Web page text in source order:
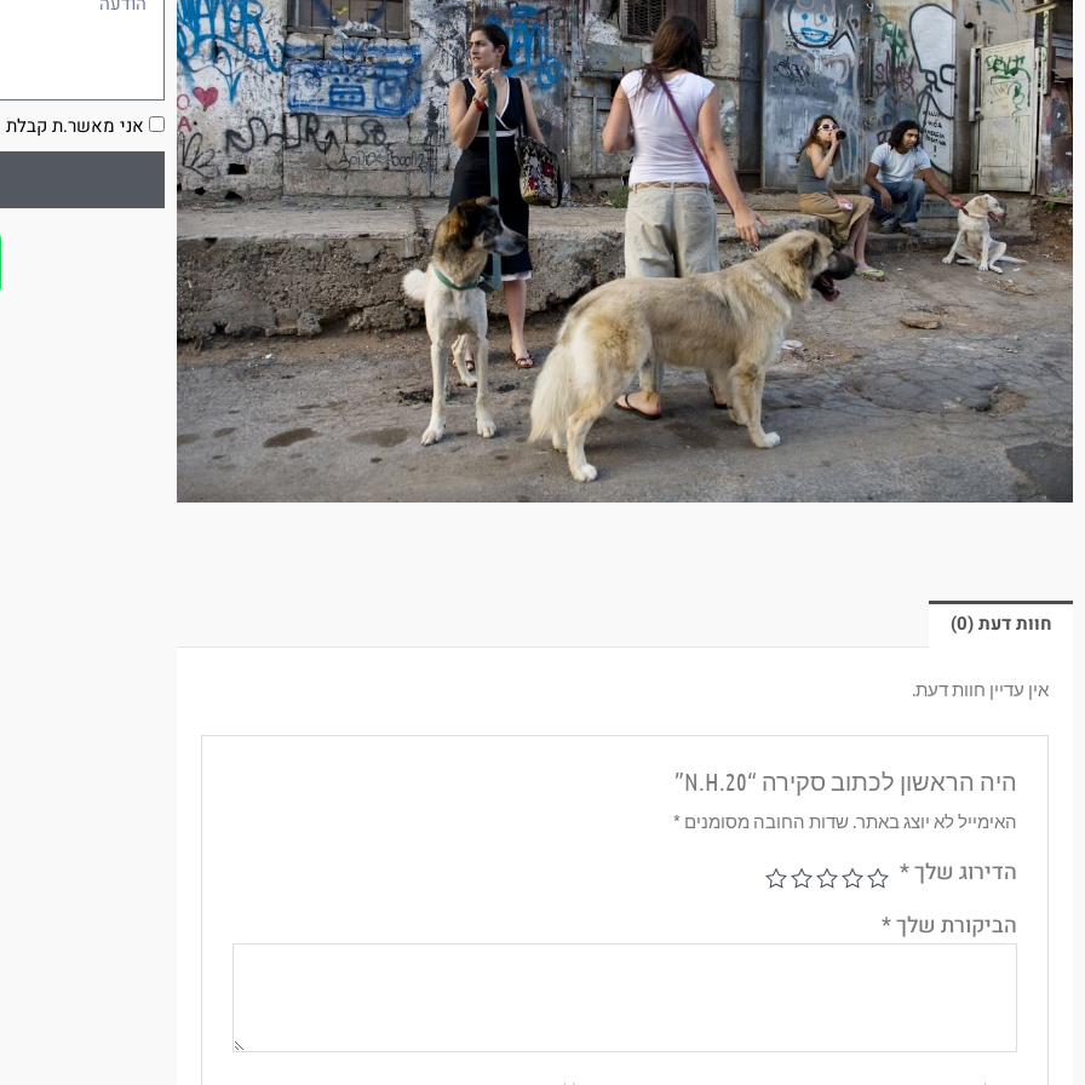
חוות דעת (0)
אין עדיין חוות דעת.
היה הראשון לכתוב סקירה “N.H.20”
האימייל לא יוצג באתר. שדות החובה מסומנים *
הדירוג שלך*
הביקורת שלך*
הסכמה
אני מאשר.ת קבלת